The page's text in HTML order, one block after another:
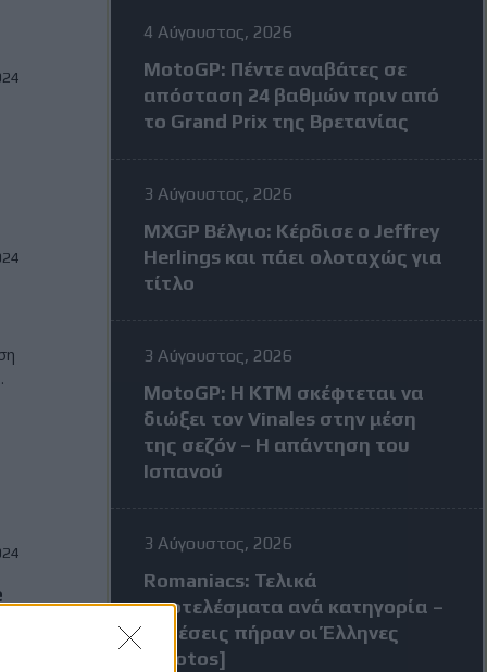
4 Αύγουστος, 2026
MotoGP: Πέντε αναβάτες σε
απόσταση 24 βαθμών πριν από
το Grand Prix της Βρετανίας
3 Αύγουστος, 2026
MXGP Βέλγιο: Κέρδισε ο Jeffrey
Herlings και πάει ολοταχώς για
τίτλο
3 Αύγουστος, 2026
MotoGP: Η KTM σκέφτεται να
διώξει τον Vinales στην μέση
της σεζόν – Η απάντηση του
Ισπανού
3 Αύγουστος, 2026
Romaniacs: Τελικά
αποτελέσματα ανά κατηγορία –
Τι θέσεις πήραν οι Έλληνες
[Photos]